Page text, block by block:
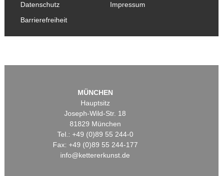
Datenschutz
Impressum
Barrierefreiheit
MÜNCHEN
Hauptsitz
Joseph-Wild-Str. 18
81829 München
Tel.: +49 (0)89 55 244-0
Fax: +49 (0)89 55 244-177
info@kettererkunst.de